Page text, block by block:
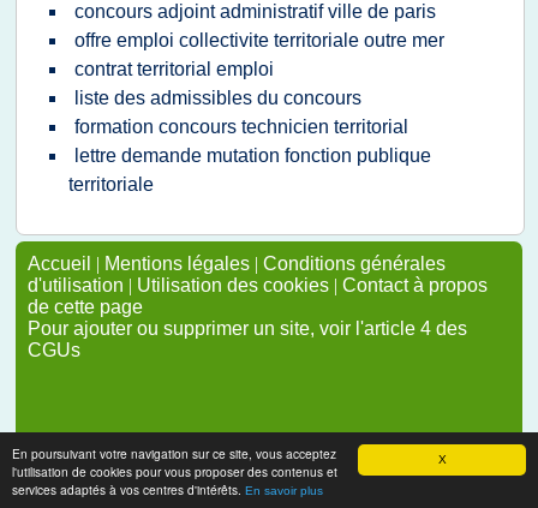
X
En poursuivant votre navigation sur ce site, vous acceptez
l'utilisation de cookies pour vous proposer des contenus et
services adaptés à vos centres d'intérêts. En savoir plus
concours adjoint administratif ville de paris
offre emploi collectivite territoriale outre mer
contrat territorial emploi
liste des admissibles du concours
formation concours technicien territorial
lettre demande mutation fonction publique
territoriale
Accueil | Mentions légales | Conditions générales
d'utilisation | Utilisation des cookies | Contact à propos
de cette page
Pour ajouter ou supprimer un site, voir l'article 4 des
CGUs